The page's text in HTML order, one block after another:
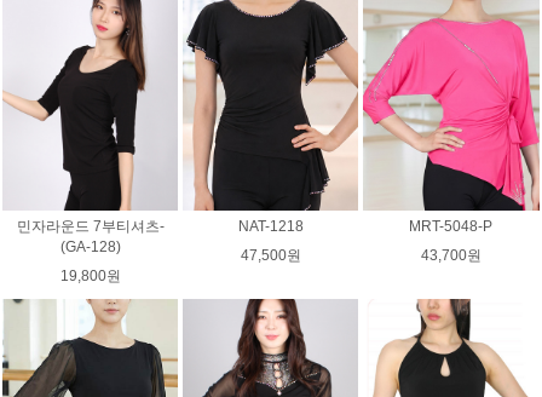
민자라운드 7부티셔츠-
(GA-128)
19,800원
NAT-1218
47,500원
MRT-5048-P
43,700원